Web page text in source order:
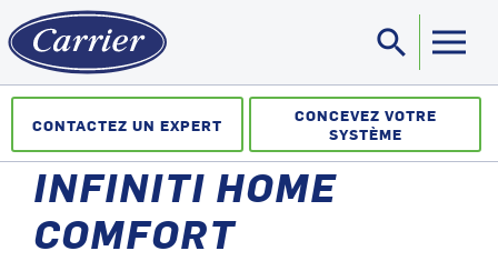
search
CONTACTEZ UN EXPERT
CONCEVEZ VOTRE
SYSTÈME
INFINITI HOME
COMFORT